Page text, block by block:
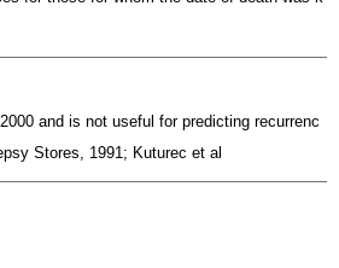
2000 and is not useful for predicting recurrenc
Stores, 1991; Kuturec et al